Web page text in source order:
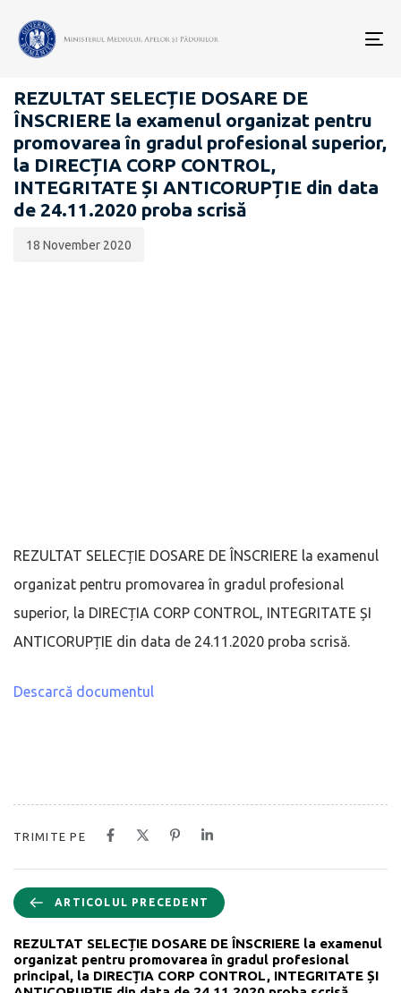
CARIERĂ
REZULTAT SELECȚIE DOSARE DE
ÎNSCRIERE la examenul organizat pentru
promovarea în gradul profesional superior,
la DIRECȚIA CORP CONTROL,
INTEGRITATE ȘI ANTICORUPȚIE din data
de 24.11.2020 proba scrisă
publicării:
18 November 2020
REZULTAT SELECȚIE DOSARE DE ÎNSCRIERE la examenul
organizat pentru promovarea în gradul profesional
superior, la DIRECȚIA CORP CONTROL, INTEGRITATE ȘI
ANTICORUPȚIE din data de 24.11.2020 proba scrisă.
Descarcă documentul
TRIMITE PE
ARTICOLUL PRECEDENT
REZULTAT SELECȚIE DOSARE DE ÎNSCRIERE la examenul
organizat pentru promovarea în gradul profesional
principal, la DIRECȚIA CORP CONTROL, INTEGRITATE ȘI